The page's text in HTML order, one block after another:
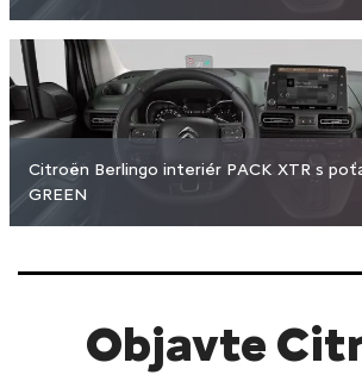
Citroën Berlingo interiér PACK XTR s
GREEN
Objavte